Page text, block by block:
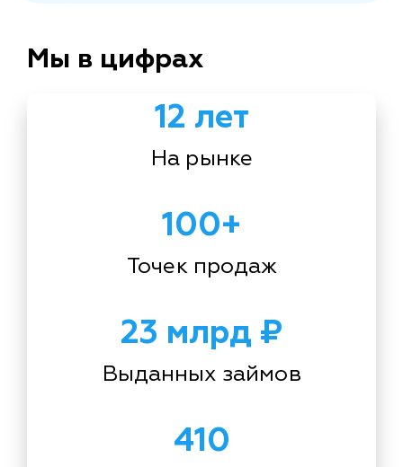
Мы в цифрах
12 лет
На рынке
100+
Точек продаж
23 млрд ₽
Выданных займов
410